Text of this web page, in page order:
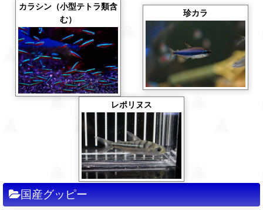
カラシン（小型テトラ類含
む）
珍カラ
レポリヌス
国産グッピー